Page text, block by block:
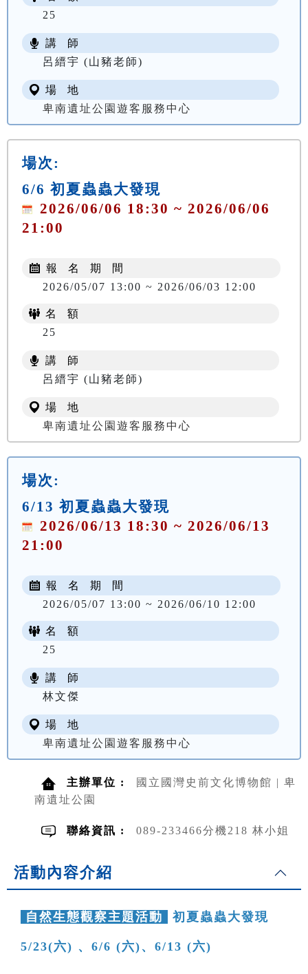
25
講 師
呂縉宇 (山豬老師)
場 地
卑南遺址公園遊客服務中心
場次:
6/6 初夏蟲蟲大發現
2026/06/06 18:30 ~ 2026/06/06
21:00
報 名 期 間
2026/05/07 13:00 ~ 2026/06/03 12:00
名 額
25
講 師
呂縉宇 (山豬老師)
場 地
卑南遺址公園遊客服務中心
場次:
6/13 初夏蟲蟲大發現
2026/06/13 18:30 ~ 2026/06/13
21:00
報 名 期 間
2026/05/07 13:00 ~ 2026/06/10 12:00
名 額
25
講 師
林文傑
場 地
卑南遺址公園遊客服務中心
主辦單位 :
國立國灣史前文化博物館 | 卑
南遺址公園
聯絡資訊 : 089-233466分機218 林小姐
活動內容介紹
自然生態觀察主題活動 初夏蟲蟲大發現
5/23(六) 、6/6 (六)、6/13 (六)